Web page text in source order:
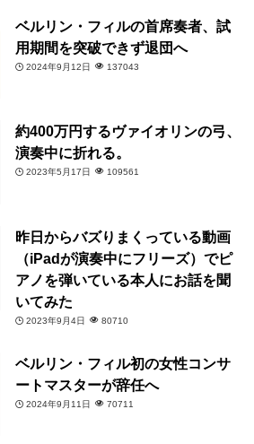
ベルリン・フィルの首席奏者、試
用期間を突破できず退団へ
2024年9月12日 137043
約400万円するヴァイオリンの弓、
演奏中に折れる。
2023年5月17日 109561
昨日からバズりまくっている動画
（iPadが演奏中にフリーズ）でピ
アノを弾いている本人にお話を聞
いてみた
2023年9月4日 80710
ベルリン・フィル初の女性コンサ
ートマスターが辞任へ
2024年9月11日 70711